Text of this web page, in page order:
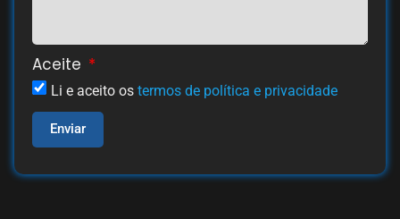
Aceite
Li e aceito os termos de política e privacidade
Enviar